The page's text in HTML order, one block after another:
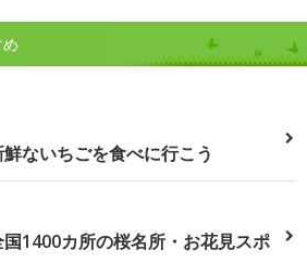
ないちごを食べに行こう
1400カ所の桜名所・お花見スポ